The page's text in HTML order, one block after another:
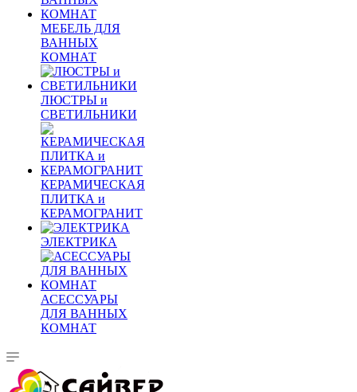
МЕБЕЛЬ ДЛЯ
ВАННЫХ
КОМНАТ
ЛЮСТРЫ и
СВЕТИЛЬНИКИ
КЕРАМИЧЕСКАЯ
ПЛИТКА и
КЕРАМОГРАНИТ
ЭЛЕКТРИКА
АСЕССУАРЫ
ДЛЯ ВАННЫХ
КОМНАТ